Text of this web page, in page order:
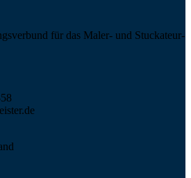
für das Maler- und Stucka­teur­